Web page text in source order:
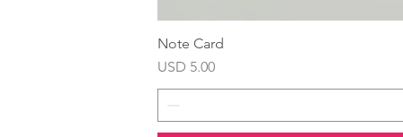
Note Card
Precio
USD 5.00